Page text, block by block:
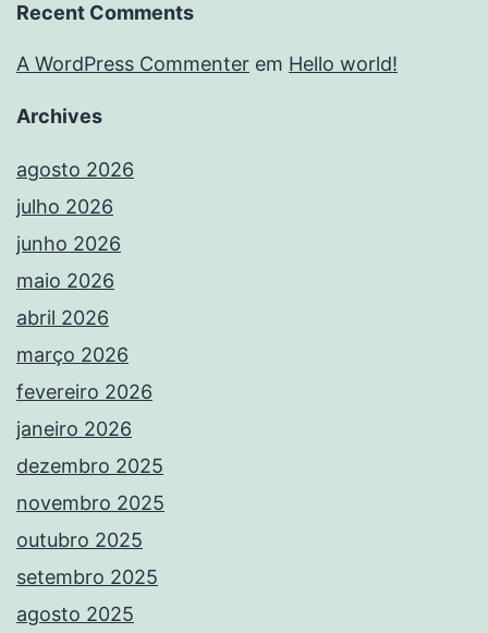
Recent Comments
A WordPress Commenter em Hello world!
Archives
agosto 2026
julho 2026
junho 2026
maio 2026
abril 2026
março 2026
fevereiro 2026
janeiro 2026
dezembro 2025
novembro 2025
outubro 2025
setembro 2025
agosto 2025